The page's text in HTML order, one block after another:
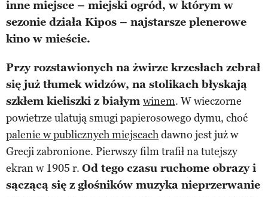
inne miejsce – miejski ogród, w którym w
sezonie działa Kipos – najstarsze plenerowe
kino w mieście.
Przy rozstawionych na żwirze krzesłach zebrał
się już tłumek widzów, na stolikach błyskają
szkłem kieliszki z białym winem. W wieczorne
powietrze ulatują smugi papierosowego dymu, choć
palenie w publicznych miejscachdawno jest już w
Grecji zabronione. Pierwszy film trafił na tutejszy
ekran w 1905 r. Od tego czasu ruchome obrazy i
sączącą się z głośników muzyka nieprzerwanie